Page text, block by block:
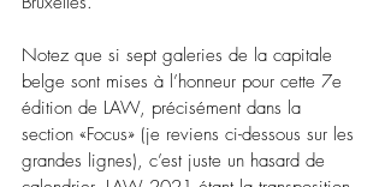
Notez que si sept galeries de la capitale
belge sont mises à l’honneur pour cette 7e
édition de LAW, précisément dans la
section «Focus» (je reviens ci-dessous sur les
grandes lignes), c’est juste un hasard de